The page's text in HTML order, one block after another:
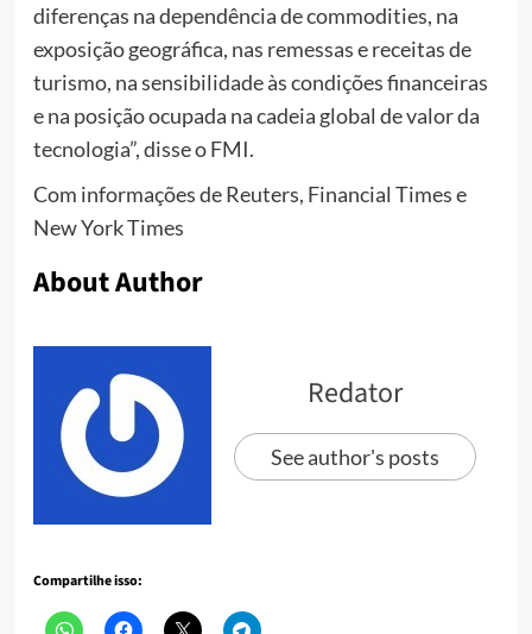
diferenças na dependência de commodities, na
exposição geográfica, nas remessas e receitas de
turismo, na sensibilidade às condições financeiras
e na posição ocupada na cadeia global de valor da
tecnologia”, disse o FMI.
Com informações de Reuters, Financial Times e
New York Times
About Author
Redator
See author's posts
Compartilhe isso: